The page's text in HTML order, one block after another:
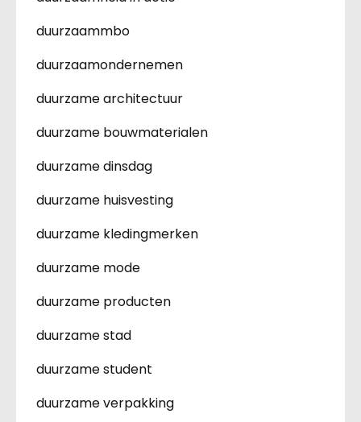
duurzaammbo
duurzaamondernemen
duurzame architectuur
duurzame bouwmaterialen
duurzame dinsdag
duurzame huisvesting
duurzame kledingmerken
duurzame mode
duurzame producten
duurzame stad
duurzame student
duurzame verpakking